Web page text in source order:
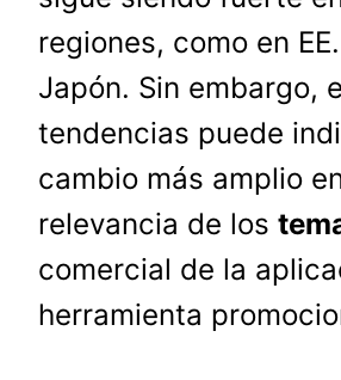
regiones, como en
Japón. Sin embargo,
tendencias puede
cambio más amplio
relevancia de los
comercial de la
herramienta